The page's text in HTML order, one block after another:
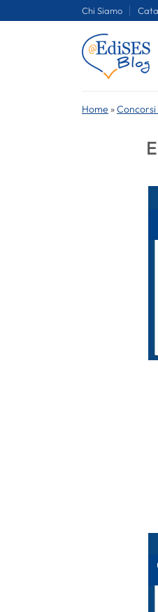
Chi Siamo
Home »Concorsi